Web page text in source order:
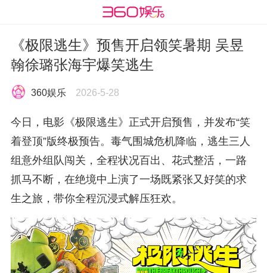
《极限逃生》预售开启领笑暑期 吴昱
翰徐璐张海宇爆笑逃生
360娱乐 2026-5-28
今日，电影《极限逃生》正式开启预售，并发布“笑
着登顶”版终极预告。毒气围城危机降临，逃生三人
组意外组队闯关，全程状况百出、花式整活，一路
抓马不断，在绝境中上演了一场既紧张又好笑的求
生之旅，带你全程沉浸式解压狂欢。